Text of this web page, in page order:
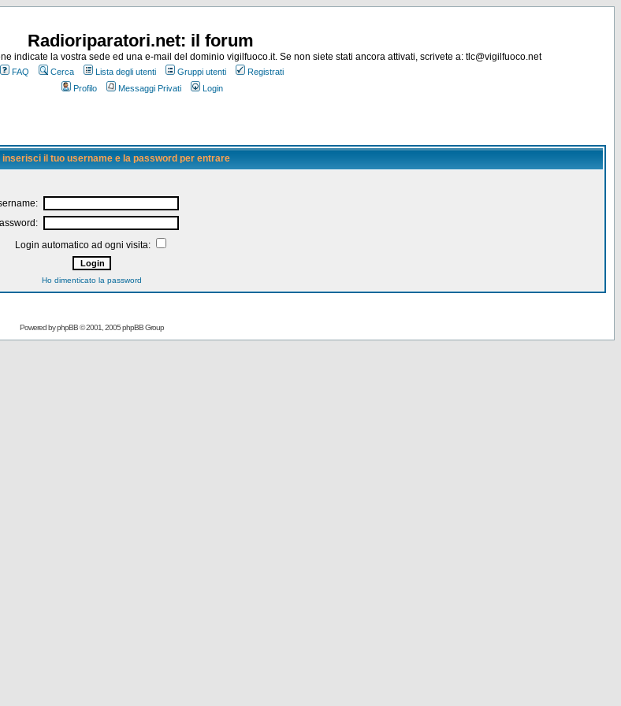
Radioriparatori.net: il forum
indicate la vostra sede ed una e-mail del dominio vigilfuoco.it. Se non siete stati ancora attivati, scrivete a: tlc@vigilfuoco.net
FAQ Cerca Lista degli utenti Gruppi utenti
Registrati
Profilo
Messaggi Privati Login
inserisci il tuo username e la password per entrare
Login automatico ad ogni visita:
Ho dimenticato la password
Powered byphpBB© 2001, 2005 phpBB Group